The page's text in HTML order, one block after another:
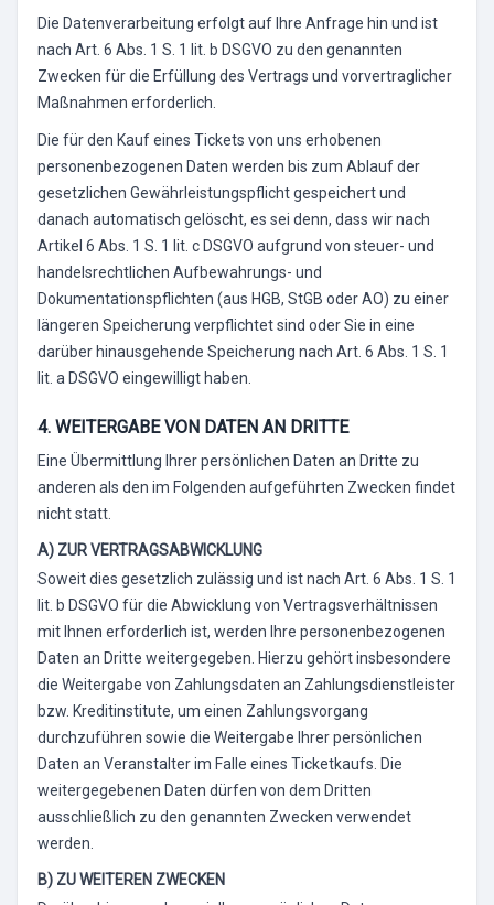
Die Datenverarbeitung erfolgt auf Ihre Anfrage hin und ist
nach Art. 6 Abs. 1 S. 1 lit. b DSGVO zu den genannten
Zwecken für die Erfüllung des Vertrags und vorvertraglicher
Maßnahmen erforderlich.
Die für den Kauf eines Tickets von uns erhobenen
personenbezogenen Daten werden bis zum Ablauf der
gesetzlichen Gewährleistungspflicht gespeichert und
danach automatisch gelöscht, es sei denn, dass wir nach
Artikel 6 Abs. 1 S. 1 lit. c DSGVO aufgrund von steuer- und
handelsrechtlichen Aufbewahrungs- und
Dokumentationspflichten (aus HGB, StGB oder AO) zu einer
längeren Speicherung verpflichtet sind oder Sie in eine
darüber hinausgehende Speicherung nach Art. 6 Abs. 1 S. 1
lit. a DSGVO eingewilligt haben.
4. WEITERGABE VON DATEN AN DRITTE
Eine Übermittlung Ihrer persönlichen Daten an Dritte zu
anderen als den im Folgenden aufgeführten Zwecken findet
nicht statt.
A) ZUR VERTRAGSABWICKLUNG
Soweit dies gesetzlich zulässig und ist nach Art. 6 Abs. 1 S. 1
lit. b DSGVO für die Abwicklung von Vertragsverhältnissen
mit Ihnen erforderlich ist, werden Ihre personenbezogenen
Daten an Dritte weitergegeben. Hierzu gehört insbesondere
die Weitergabe von Zahlungsdaten an Zahlungsdienstleister
bzw. Kreditinstitute, um einen Zahlungsvorgang
durchzuführen sowie die Weitergabe Ihrer persönlichen
Daten an Veranstalter im Falle eines Ticketkaufs. Die
weitergegebenen Daten dürfen von dem Dritten
ausschließlich zu den genannten Zwecken verwendet
werden.
B) ZU WEITEREN ZWECKEN